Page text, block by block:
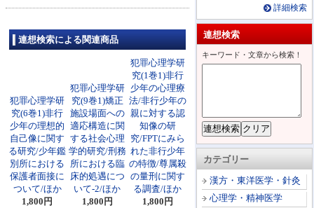
詳細検索
連想検索
キーワード・文章から検索！
カテゴリー
漢方・東洋医学・針灸
心理学・精神医学
連想検索による関連商品
犯罪心理学研
究(6巻1)非行
少年の理想的
自己像に関す
る研究/少年鑑
別所における
保護者面接に
ついて/ほか
1,800円
犯罪心理学研
究(9巻1)矯正
施設場面への
適応構造に関
する社会心理
学的研究/刑務
所における臨
床的処遇につ
いて-2/ほか
1,800円
犯罪心理学研
究(1巻1)非行
少年の心理療
法/非行少年の
親に対する認
知像の研
究/FPTにみら
れた非行少年
の特徴/尊属殺
の量刑に関す
る調査/ほか
1,800円